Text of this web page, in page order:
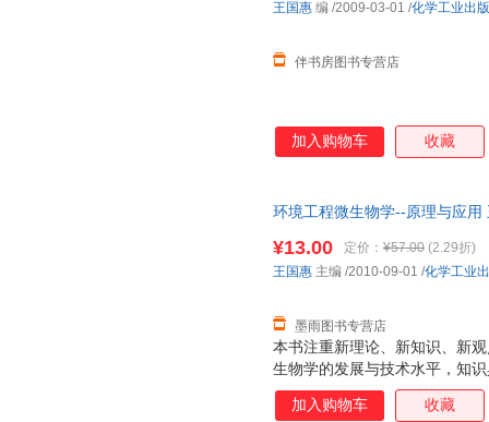
伴书房图书专营店
王国惠 编 /2009-03-01 /化学工业出
加入购物车 收藏
环境工程微生物学--原理与应
本书注重新理论、新知识、新
生物学的发展与技术水平，知
且强调实际应用，书中大量介
境微生物治理技术。 该书语言
¥13.00 定价： ¥57.00 (2.29折)
墨雨图书专营店
王国惠 主编 /2010-09-01 /化学工业
加入购物车 收藏